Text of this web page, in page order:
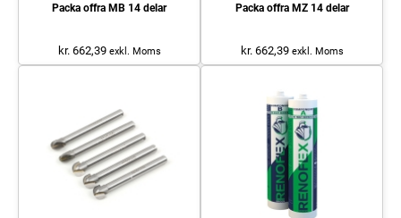
Packa offra MB 14 delar
kr. 662,39 exkl. Moms
Packa offra MZ 14 delar
kr. 662,39 exkl. Moms